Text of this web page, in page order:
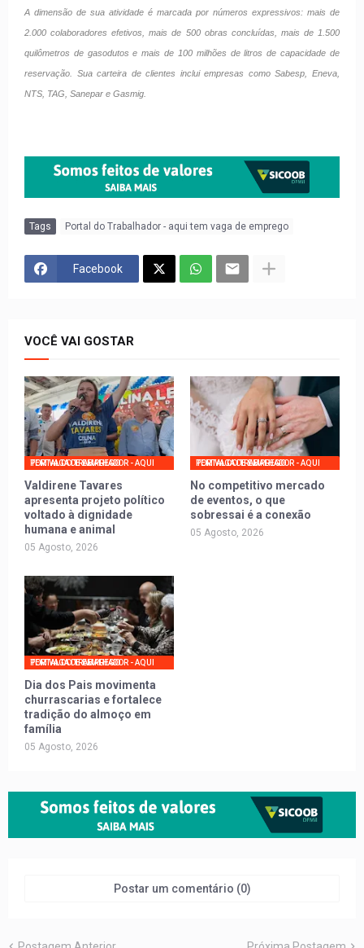
A dimensão de sua atividade é marcada por números expressivos: mais de
2.000 colaboradores efetivos, mais de 500 obras concluídas, mais de 1.500
quilômetros de gasodutos e mais de 100 milhões de litros de capacidade de
reservação. Sua carteira de clientes inclui empresas como Sabesp, Eneva,
NTS, TAG, Sanepar e Gasmig.
Tags Portal do Trabalhador - aqui tem vaga de emprego
Facebook
VOCÊ VAI GOSTAR
PORTAL DO TRABALHADOR - AQUI TEM VAGA DE EMPREGO
Valdirene Tavares
apresenta projeto político
voltado à dignidade
humana e animal
05 Agosto, 2026
PORTAL DO TRABALHADOR - AQUI TEM VAGA DE EMPREGO
No competitivo mercado
de eventos, o que
sobressai é a conexão
05 Agosto, 2026
PORTAL DO TRABALHADOR - AQUI TEM VAGA DE EMPREGO
Dia dos Pais movimenta
churrascarias e fortalece
tradição do almoço em
família
05 Agosto, 2026
Postar um comentário (0)